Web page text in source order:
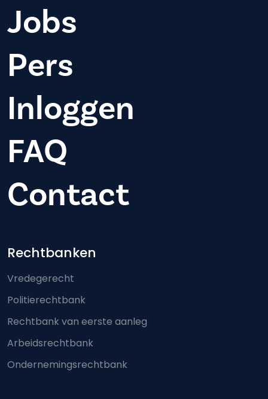
Jobs
Pers
Inloggen
FAQ
Contact
Footer-menu
Rechtbanken
Vredegerecht
Politierechtbank
Rechtbank van eerste aanleg
Arbeidsrechtbank
Ondernemingsrechtbank